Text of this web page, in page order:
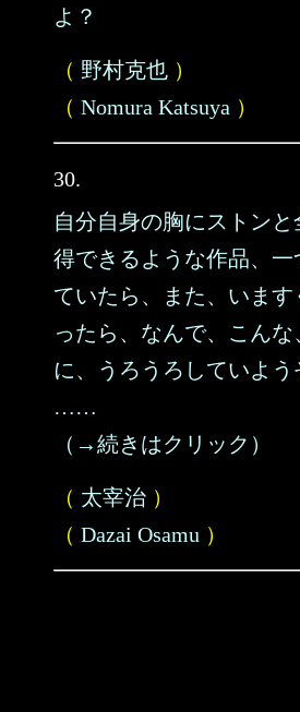
よ？
（ 野村克也 ）
（ Nomura Katsuya ）
30.
自分自身の胸にストン
得できるような作品、
ていたら、また、いま
ったら、なんで、こん
に、うろうろしていよう
……
（→続きはクリック）
（ 太宰治 ）
（ Dazai Osamu ）